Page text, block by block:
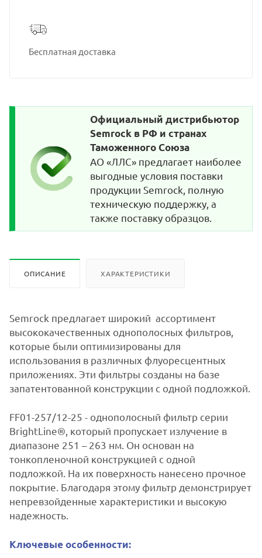
Бесплатная доставка
Официальный дистрибьютор
Semrock в РФ и странах
Таможенного Союза
АО «ЛЛС» предлагает наиболее
выгодные условия поставки
продукции Semrock, полную
техническую поддержку, а
также поставку образцов.
ОПИСАНИЕ ХАРАКТЕРИСТИКИ
Semrock предлагает широкий ассортимент
высококачественных однополосных фильтров,
которые были оптимизированы для
использования в различных флуоресцентных
приложениях. Эти фильтры созданы на базе
запатентованной конструкции с одной подложкой.
FF01-257/12-25 - однополосный фильтр серии
BrightLine®, который пропускает излучение в
диапазоне 251 – 263 нм. Он основан на
тонкопленочной конструкцией с одной
подложкой. На их поверхность нанесено прочное
покрытие. Благодаря этому фильтр демонстрирует
непревзойденные характеристики и высокую
надежность.
Ключевые особенности: